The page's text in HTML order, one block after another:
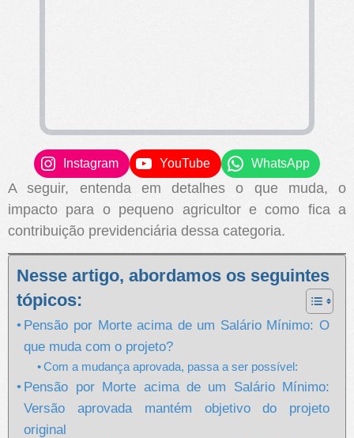
Instagram YouTube WhatsApp
A seguir, entenda em detalhes o que muda, o
impacto para o pequeno agricultor e como fica a
contribuição previdenciária dessa categoria.
Nesse artigo, abordamos os seguintes
tópicos:
Pensão por Morte acima de um Salário Mínimo: O
que muda com o projeto?
Com a mudança aprovada, passa a ser possível:
Pensão por Morte acima de um Salário Mínimo:
Versão aprovada mantém objetivo do projeto
original